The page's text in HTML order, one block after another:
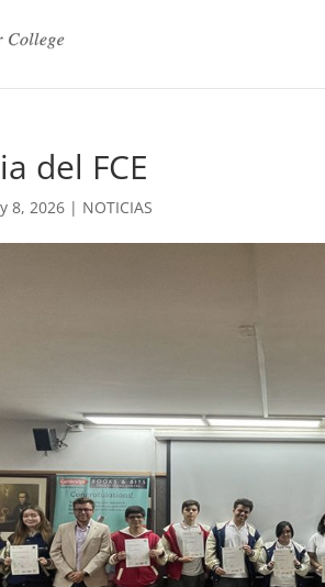
del FCE
8, 2026 | NOTICIAS